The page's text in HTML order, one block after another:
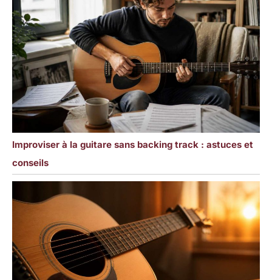
Improviser à la guitare sans backing track : astuces et
conseils